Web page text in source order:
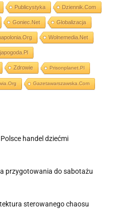
Publicystyka Dziennik.com
Goniec.net Globalizacja
Wolnemedia.net
Zdrowie Prisonplanet.pl
Gazetawarszawska.com
handel dziećmi
przygotowania do sabotażu
sterowanego chaosu